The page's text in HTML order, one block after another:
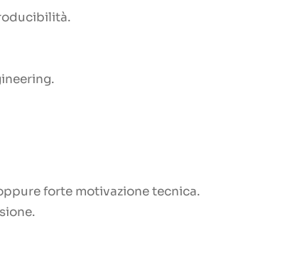
forte motivazione tecnica.